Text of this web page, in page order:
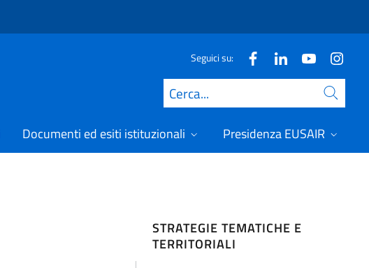
Seguici su:
Cerca
Documenti ed esiti istituzionali Presidenza EUSAIR
STRATEGIE TEMATICHE E
TERRITORIALI